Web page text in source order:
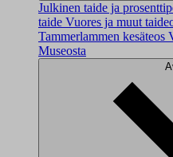
Julkinen taide ja
taide Vuores ja muut
Tammerlammen kesäteos
Museosta